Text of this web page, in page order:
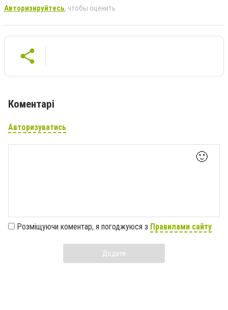
Авторизируйтесь, чтобы оценить
Коментарі
Авторизуватись
🙂
Розміщуючи коментар, я погоджуюся з Правилами сайту
Додати